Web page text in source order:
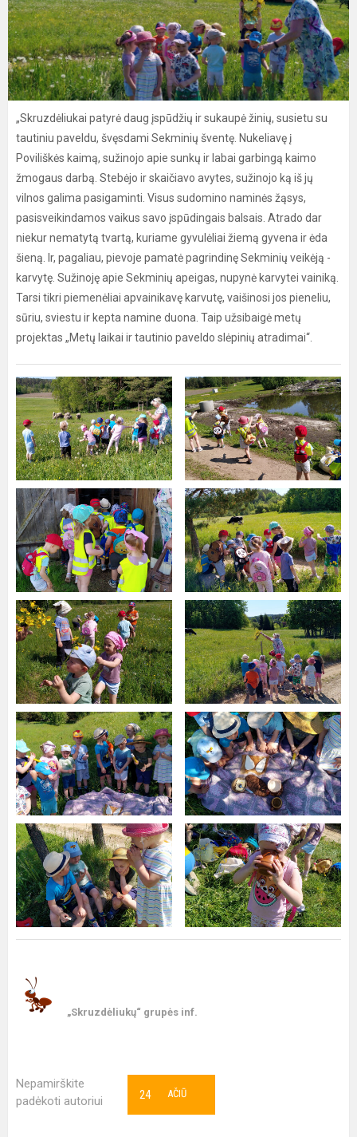
„Skruzdėliukai patyrė daug įspūdžių ir sukaupė žinių, susietu su
tautiniu paveldu, švęsdami Sekminių šventę. Nukeliavę į
Poviliškės kaimą, sužinojo apie sunkų ir labai garbingą kaimo
žmogaus darbą. Stebėjo ir skaičiavo avytes, sužinojo ką iš jų
vilnos galima pasigaminti. Visus sudomino naminės žąsys,
pasisveikindamos vaikus savo įspūdingais balsais. Atrado dar
niekur nematytą tvartą, kuriame gyvulėliai žiemą gyvena ir ėda
šieną. Ir, pagaliau, pievoje pamatė pagrindinę Sekminių veikėją -
karvytę. Sužinoję apie Sekminių apeigas, nupynė karvytei vainiką.
Tarsi tikri piemenėliai apvainikavę karvutę, vaišinosi jos pieneliu,
sūriu, sviestu ir kepta namine duona. Taip užsibaigė metų
projektas „Metų laikai ir tautinio paveldo slėpinių atradimai“.
„Skruzdėliukų“ grupės inf.
Nepamirškite
padėkoti autoriui
AČIŪ
24